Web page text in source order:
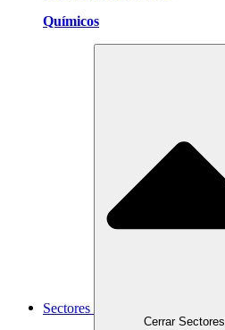
Químicos
Sectores
Cerrar Sectores